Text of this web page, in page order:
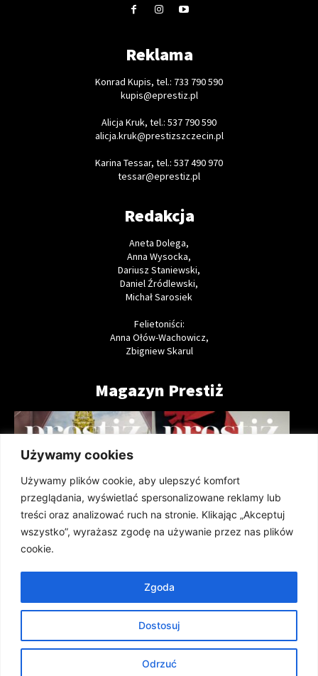
Używamy cookies
Używamy plików cookie, aby ulepszyć komfort
przeglądania, wyświetlać spersonalizowane reklamy lub
treści oraz analizować ruch na stronie. Klikając „Akceptuj
wszystko”, wyrażasz zgodę na używanie przez nas plików
cookie.
Dostosuj
Odrzuć
Zgoda
Reklama
Konrad Kupis, tel.: 733 790 590
kupis@eprestiz.pl
Alicja Kruk, tel.: 537 790 590
alicja.kruk@prestizszczecin.pl
Karina Tessar, tel.: 537 490 970
tessar@eprestiz.pl
Redakcja
Aneta Dolega,
Anna Wysocka,
Dariusz Staniewski,
Daniel Źródlewski,
Michał Sarosiek
Felietoniści:
Anna Ołów-Wachowicz,
Zbigniew Skarul
Magazyn Prestiż
ARCHIWUM